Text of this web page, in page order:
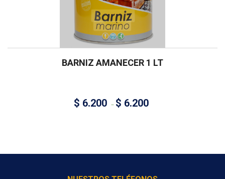
BARNIZ AMANECER 1 LT
$ 6.200 – $ 6.200